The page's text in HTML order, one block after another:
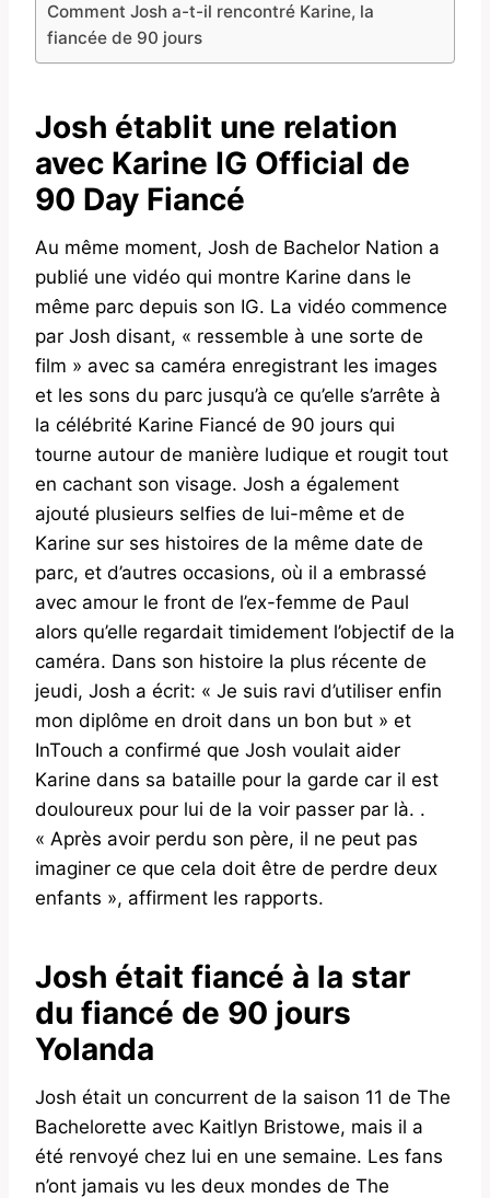
Comment Josh a-t-il rencontré Karine, la
fiancée de 90 jours
Josh établit une relation
avec Karine IG Official de
90 Day Fiancé
Au même moment, Josh de Bachelor Nation a
publié une vidéo qui montre Karine dans le
même parc depuis son IG. La vidéo commence
par Josh disant, « ressemble à une sorte de
film » avec sa caméra enregistrant les images
et les sons du parc jusqu’à ce qu’elle s’arrête à
la célébrité Karine Fiancé de 90 jours qui
tourne autour de manière ludique et rougit tout
en cachant son visage. Josh a également
ajouté plusieurs selfies de lui-même et de
Karine sur ses histoires de la même date de
parc, et d’autres occasions, où il a embrassé
avec amour le front de l’ex-femme de Paul
alors qu’elle regardait timidement l’objectif de la
caméra. Dans son histoire la plus récente de
jeudi, Josh a écrit: « Je suis ravi d’utiliser enfin
mon diplôme en droit dans un bon but » et
InTouch a confirmé que Josh voulait aider
Karine dans sa bataille pour la garde car il est
douloureux pour lui de la voir passer par là. .
« Après avoir perdu son père, il ne peut pas
imaginer ce que cela doit être de perdre deux
enfants », affirment les rapports.
Josh était fiancé à la star
du fiancé de 90 jours
Yolanda
Josh était un concurrent de la saison 11 de The
Bachelorette avec Kaitlyn Bristowe, mais il a
été renvoyé chez lui en une semaine. Les fans
n’ont jamais vu les deux mondes de The